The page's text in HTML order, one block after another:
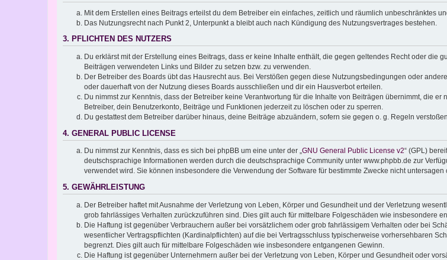
Mit dem Erstellen eines Beitrags erteilst du dem Betreiber ein einfaches, zeitlich und räumlich unbeschränktes
Das Nutzungsrecht nach Punkt 2, Unterpunkt a bleibt auch nach Kündigung des Nutzungsvertrages bestehen.
3. PFLICHTEN DES NUTZERS
Du erklärst mit der Erstellung eines Beitrags, dass er keine Inhalte enthält, die gegen geltendes Recht oder die
Beiträgen verwendeten Links und Bilder zu setzen bzw. zu verwenden.
Der Betreiber des Boards übt das Hausrecht aus. Bei Verstößen gegen diese Nutzungsbedingungen oder
oder dauerhaft von der Nutzung dieses Boards ausschließen und dir ein Hausverbot erteilen.
Du nimmst zur Kenntnis, dass der Betreiber keine Verantwortung für die Inhalte von Beiträgen übernimmt, die
Betreiber, dein Benutzerkonto, Beiträge und Funktionen jederzeit zu löschen oder zu sperren.
Du gestattest dem Betreiber darüber hinaus, deine Beiträge abzuändern, sofern sie gegen o. g. Regeln
4. GENERAL PUBLIC LICENSE
Du nimmst zur Kenntnis, dass es sich bei phpBB um eine unter der „GNU General Public License v2“ (GPL)
deutschsprachige Informationen werden durch die deutschsprachige Community unter www.phpbb.de zur
verwendet wird. Sie können insbesondere die Verwendung der Software für bestimmte Zwecke nicht
5. GEWÄHRLEISTUNG
Der Betreiber haftet mit Ausnahme der Verletzung von Leben, Körper und Gesundheit und der Verletzung
grob fahrlässiges Verhalten zurückzuführen sind. Dies gilt auch für mittelbare Folgeschäden wie insbesondere
Die Haftung ist gegenüber Verbrauchern außer bei vorsätzlichem oder grob fahrlässigem Verhalten oder bei
wesentlicher Vertragspflichten (Kardinalpflichten) auf die bei Vertragsschluss typischerweise vorhersehbaren
begrenzt. Dies gilt auch für mittelbare Folgeschäden wie insbesondere entgangenen Gewinn.
Die Haftung ist gegenüber Unternehmern außer bei der Verletzung von Leben, Körper und Gesundheit oder